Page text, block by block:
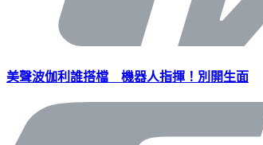
美聲波伽利誰搭檔 機器人指揮！別開生面